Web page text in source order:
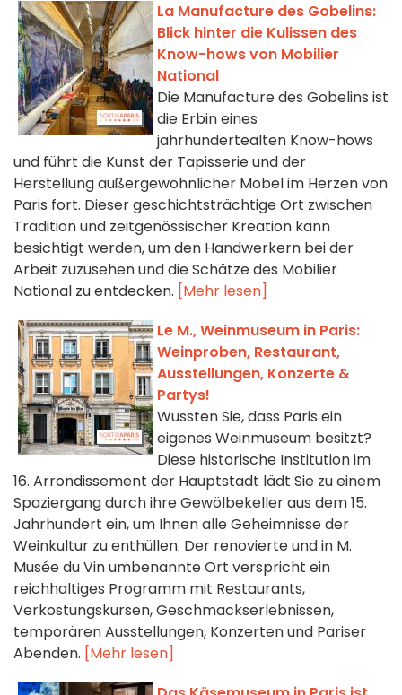
La Manufacture des Gobelins:
Blick hinter die Kulissen des
Know-hows von Mobilier
National
Die Manufacture des Gobelins ist
die Erbin eines
jahrhundertealten Know-hows
und führt die Kunst der Tapisserie und der
Herstellung außergewöhnlicher Möbel im Herzen von
Paris fort. Dieser geschichtsträchtige Ort zwischen
Tradition und zeitgenössischer Kreation kann
besichtigt werden, um den Handwerkern bei der
Arbeit zuzusehen und die Schätze des Mobilier
National zu entdecken. [Mehr lesen]
Le M., Weinmuseum in Paris:
Weinproben, Restaurant,
Ausstellungen, Konzerte &
Partys!
Wussten Sie, dass Paris ein
eigenes Weinmuseum besitzt?
Diese historische Institution im
16. Arrondissement der Hauptstadt lädt Sie zu einem
Spaziergang durch ihre Gewölbekeller aus dem 15.
Jahrhundert ein, um Ihnen alle Geheimnisse der
Weinkultur zu enthüllen. Der renovierte und in M.
Musée du Vin umbenannte Ort verspricht ein
reichhaltiges Programm mit Restaurants,
Verkostungskursen, Geschmackserlebnissen,
temporären Ausstellungen, Konzerten und Pariser
Abenden. [Mehr lesen]